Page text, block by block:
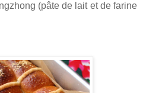
(pâte de lait et de farine